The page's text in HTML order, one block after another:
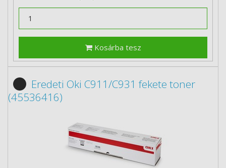
Kosárba tesz
Eredeti Oki C911/C931 fekete toner
(45536416)